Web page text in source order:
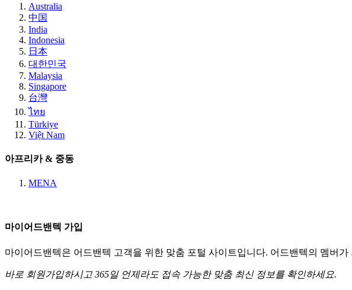
Australia
中国
India
Indonesia
日本
대한민국
Malaysia
Singapore
台灣
ไทย
Türkiye
Việt Nam
아프리카 & 중동
MENA
마이어드밴텍 가입
마이어드밴텍은 어드밴텍 고객을 위한 맞춤 포털 사이트입니다. 어드밴텍의 멤버
바로 회원가입하시고 365일 언제라도 접속 가능한 맞춤 최신 정보를 확인하세요.